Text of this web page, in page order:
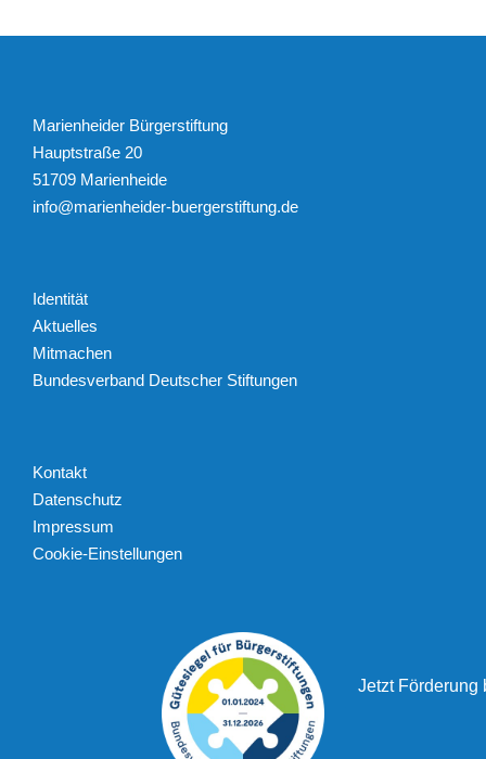
Marienheider Bürgerstiftung
Hauptstraße 20
51709 Marienheide
info@marienheider-buergerstiftung.de
Identität
Aktuelles
Mitmachen
Bundesverband Deutscher Stiftungen
Kontakt
Datenschutz
Impressum
Cookie-Einstellungen
Jetzt Förderung